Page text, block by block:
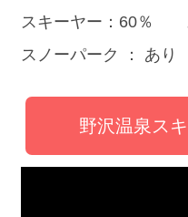
スキーヤー：60％
スノーパーク ： あり
野沢温泉ス